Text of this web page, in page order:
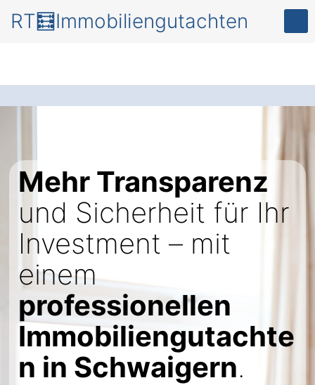
RT🧮Immobiliengutachten
Mehr Transparenz
und Sicherheit für Ihr
Investment – mit
einem
professionellen
Immobiliengutachte
n in Schwaigern.